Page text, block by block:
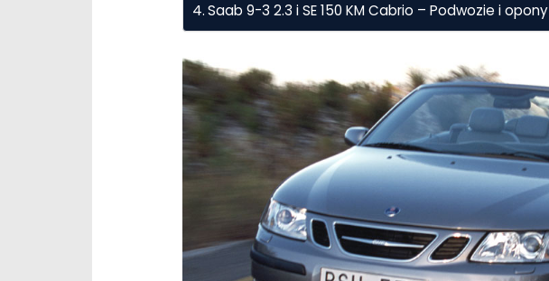
Saab 9-3 2.3 i SE 150 KM Cabrio – Podwozie i opony